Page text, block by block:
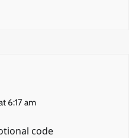
6:17 am
code